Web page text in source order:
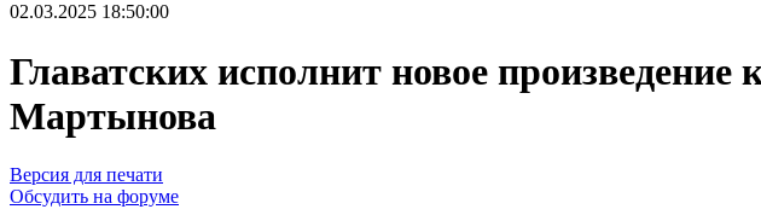
02.03.2025 18:50:00
Главатских исполнит новое
Мартынова
Версия для печати
Обсудить на форуме